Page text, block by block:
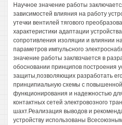
Научное значение работы
зависимостей влияния на работу
утечки вентилей тягового
характеристики адаптации
сопротивления изоляции и влиянии
параметров импульсного
значение работы заклвзчается в
обосновании принципов построения
защиты,позволяющих разработать
принципиальную схемы с повышенной
функционирования и надежностью
контактных сетей электровозного
шахт.Реализация выводов и
устройству использованы